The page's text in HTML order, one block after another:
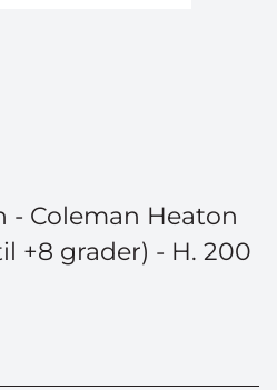
- Coleman Heaton
+8 grader) - H. 200